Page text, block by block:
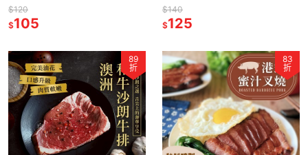
鮮嫩軟滑！不論烤肉、燒烤還是
酥炸，一包就能滿足你的食慾與
$120
$105
薄切設計火鍋、拌炒、壽喜燒皆
宜，讓你輕鬆享受牛肉的滑順與
$140
$125
89
折
83
折